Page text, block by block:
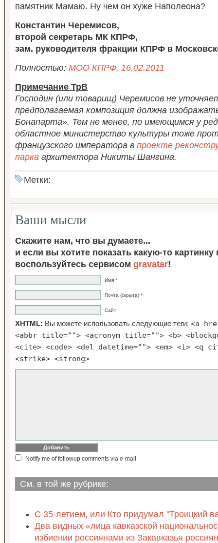
памятник Мамаю. Ну чем он хуже Наполеона?
Константин Черемисов,
второй секретарь МК КПРФ,
зам. руководителя фракции КПРФ в
Полностью: МОО КПРФ, 16.02.2011
Примечание ТрВ
Господин (или товарищ) Черемисов не
предполагаемая композиция должна
Бонапарта». Тем не менее, по имеющимся у
областное министерство культуры тоже
французского императора в проекте
парка архитектора Никиты Шангина.
Метки:
Ваши мысли
Скажите нам, что вы думаете...
и если вы хотите показать какую-то
воспользуйтесь сервисом gravatar!
Имя *
Почта (скрыта) *
Сайт
XHTML: Вы можете использовать следующие теги: <a
<abbr title=""> <acronym title=""> <b>
<cite> <code> <del datetime=""> <em> <i> <q
<strike> <strong>
Notify me of followup comments via e-mail
См. в той же рубрике:
С 35-летием, или Кто придумал "Троицкий
Два видных «лица кавказской
избиении россиянами из Закавказья